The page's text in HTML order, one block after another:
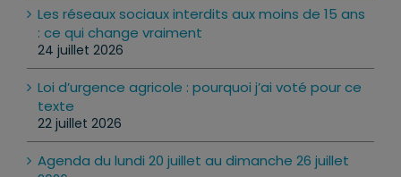
Les réseaux sociaux interdits aux moins de 15 ans
: ce qui change vraiment
24 juillet 2026
Loi d’urgence agricole : pourquoi j’ai voté pour ce
texte
22 juillet 2026
Agenda du lundi 20 juillet au dimanche 26 juillet